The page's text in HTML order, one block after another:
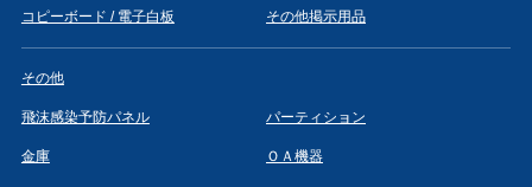
コピーボード / 電子白板 その他掲示用品
その他
飛沫感染予防パネル パーティション
金庫 ＯＡ機器